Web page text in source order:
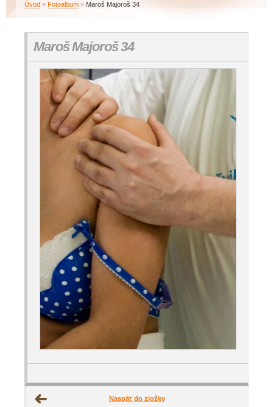
Úvod » Fotoalbum » Maroš Majoroš 34
Maroš Majoroš 34
Naspäť do zložky